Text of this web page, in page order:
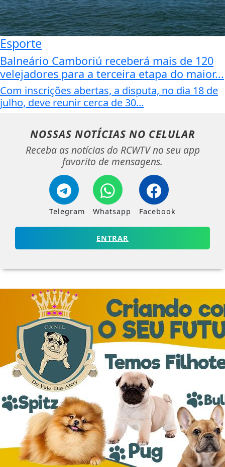
Esporte
Balneário Camboriú receberá mais de 120
velejadores para a terceira etapa do maior...
Com inscrições abertas, a disputa, no dia 18 de
julho, deve reunir cerca de 30...
NOSSAS NOTÍCIAS NO CELULAR
Receba as notícias do RCWTV no seu app
favorito de mensagens.
Telegram Whatsapp Facebook
ENTRAR